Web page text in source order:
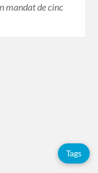
mandat de cinc
Tags